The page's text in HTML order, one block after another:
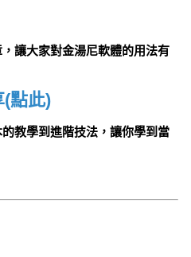
讓大家對金湯尼軟體的用法有
(點此)
教學到進階技法，讓你學到當